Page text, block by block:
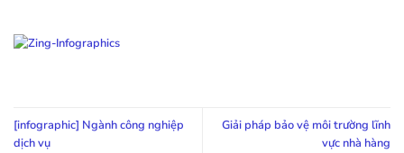
[infographic] Ngành công nghiệp
dịch vụ
Giải pháp bảo vệ môi trường lĩnh
vực nhà hàng